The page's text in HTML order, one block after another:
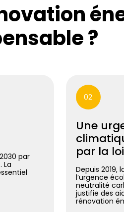
?
par
La
02
Une
par la loi
Depuis 2019,
l’urgence
neutralité
justifie des
rénovation